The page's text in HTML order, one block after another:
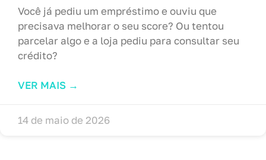
Você já pediu um empréstimo e ouviu que
precisava melhorar o seu score? Ou tentou
parcelar algo e a loja pediu para consultar seu
crédito?
VER MAIS ‭→
14 de maio de 2026